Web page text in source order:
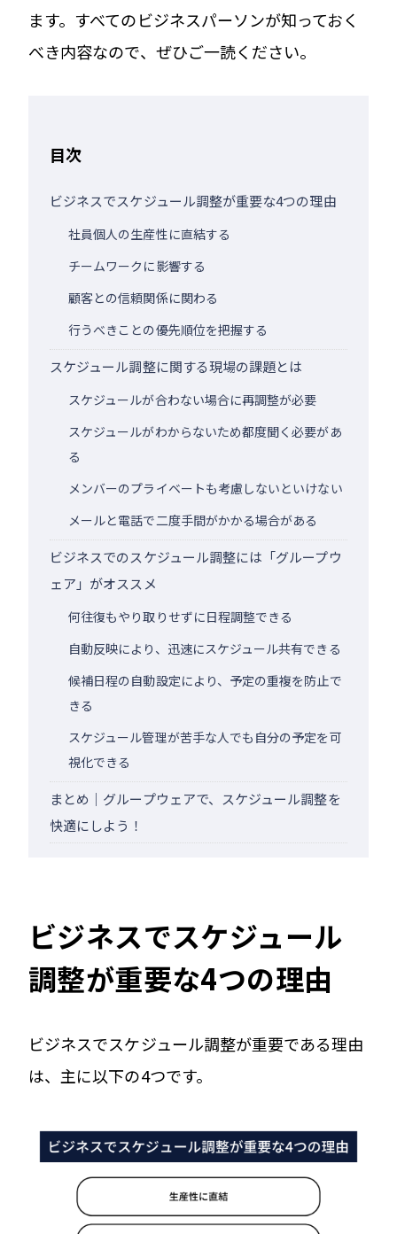
ます。すべてのビジネスパーソンが知っておく
べき内容なので、ぜひご一読ください。
目次
ビジネスでスケジュール調整が重要な4つの理由
社員個人の生産性に直結する
チームワークに影響する
顧客との信頼関係に関わる
行うべきことの優先順位を把握する
スケジュール調整に関する現場の課題とは
スケジュールが合わない場合に再調整が必要
スケジュールがわからないため都度聞く必要があ
る
メンバーのプライベートも考慮しないといけない
メールと電話で二度手間がかかる場合がある
ビジネスでのスケジュール調整には「グループウ
ェア」がオススメ
何往復もやり取りせずに日程調整できる
自動反映により、迅速にスケジュール共有できる
候補日程の自動設定により、予定の重複を防止で
きる
スケジュール管理が苦手な人でも自分の予定を可
視化できる
まとめ｜グループウェアで、スケジュール調整を
快適にしよう！
ビジネスでスケジュール
調整が重要な4つの理由
ビジネスでスケジュール調整が重要である理由
は、主に以下の4つです。